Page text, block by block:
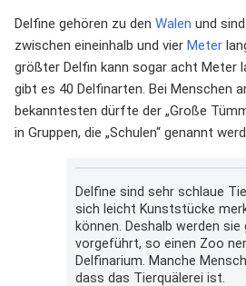
Delfine gehören zu den Walen und sind
zwischen eineinhalb und vier Meter
größter Delfin kann sogar acht Meter
gibt es 40 Delfinarten. Bei Menschen
bekanntesten dürfte der „Große
in Gruppen, die „Schulen“ genannt
Delfine sind sehr schlaue
sich leicht Kunststücke
können. Deshalb werden sie
vorgeführt, so einen Zoo
Delfinarium. Manche
dass das Tierquälerei ist.